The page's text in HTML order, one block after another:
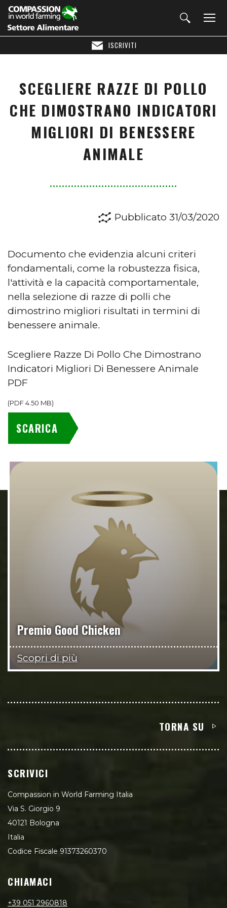
ISCRIVITI
SCEGLIERE RAZZE DI POLLO
CHE DIMOSTRANO INDICATORI
MIGLIORI DI BENESSERE
ANIMALE
Pubblicato 31/03/2020
Documento che evidenzia alcuni criteri
fondamentali, come la robustezza fisica,
l'attività e la capacità comportamentale,
nella selezione di razze di polli che
dimostrino migliori risultati in termini di
benessere animale.
Scegliere Razze Di Pollo Che Dimostrano
Indicatori Migliori Di Benessere Animale
PDF
(PDF4.50 MB)
SCARICA
Premio Good Chicken
Scopri di più
TORNA SU
SCRIVICI
Compassion in World Farming Italia
Via S. Giorgio 9
40121 Bologna
Italia
Codice Fiscale 91373260370
CHIAMACI
+39 051 2960818